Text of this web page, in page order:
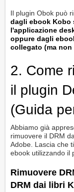
Il plugin Obok può
dagli ebook Kobo
l'applicazione
oppure dagli
collegato (ma non
2. Come
il plugin
(Guida
Abbiamo già
rimuovere il DRM
Adobe. Lascia che
ebook utilizzando il
Rimuovere
DRM dai libri